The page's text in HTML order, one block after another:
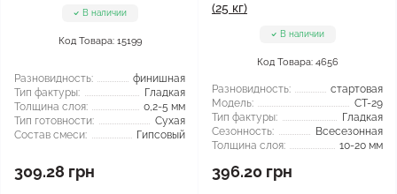
В наличии
Код Товара: 15199
Разновидность:
финишная
Тип фактуры:
Гладкая
Толщина слоя:
0,2-5 мм
Тип готовности:
Сухая
Состав смеси:
Гипсовый
309.28 грн
(25 кг)
В наличии
Код Товара: 4656
Разновидность:
стартовая
Модель:
CT-29
Тип фактуры:
Гладкая
Сезонность:
Всесезонная
Толщина слоя:
10-20 мм
396.20 грн